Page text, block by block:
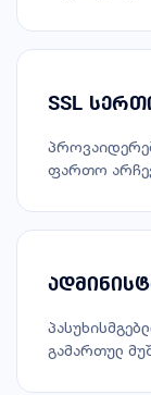
SSL
ფართო
გამართულ